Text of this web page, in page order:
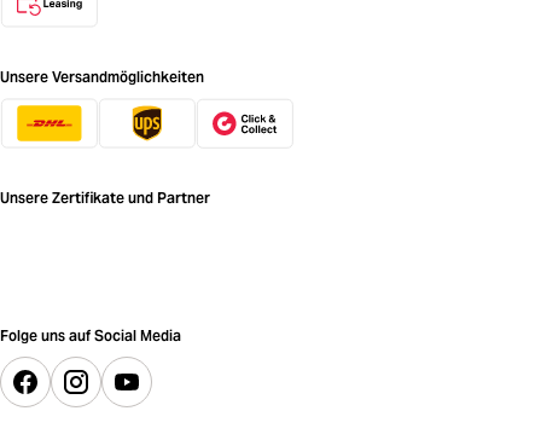
Unsere Versandmöglichkeiten
Unsere Zertifikate und Partner
Folge uns auf Social Media